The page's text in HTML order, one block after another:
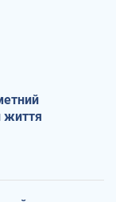
життя